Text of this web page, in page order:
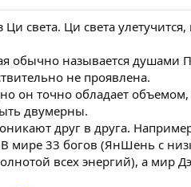
света. Ци света
обычно называется
не проявлена.
он точно обладает
двумерны.
друг в друга.
мире 33 богов (ЯнШень с
всех энергий), а мир